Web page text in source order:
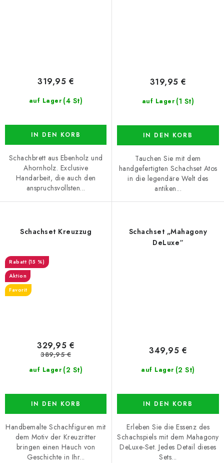
auf Lager (4 St)
319,95 €
IN DEN KORB
Schachbrett aus Ebenholz und
Ahornholz. Exclusive
Handarbeit, die auch den
anspruchsvollsten...
auf Lager (1 St)
319,95 €
IN DEN KORB
Tauchen Sie mit dem
handgefertigten Schachset Atos
in die legendäre Welt des
antiken...
Schachset Kreuzzug
(15 %)
Aktion
Favorit
auf Lager (2 St)
329,95 €
389,95 €
IN DEN KORB
Handbemalte Schachfiguren mit
dem Motiv der Kreuzritter
bringen einen Hauch von
Geschichte in Ihr...
Schachset „Mahagony
DeLuxe“
auf Lager (2 St)
349,95 €
IN DEN KORB
Erleben Sie die Essenz des
Schachspiels mit dem Mahagony
DeLuxe-Set. Jedes Detail dieses
Sets...